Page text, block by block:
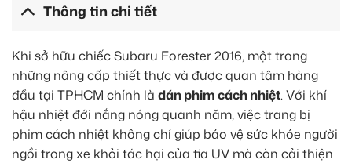
Thông tin chi tiết
Khi sở hữu chiếc Subaru Forester 2016, một trong
những nâng cấp thiết thực và được quan tâm hàng
đầu tại TPHCM chính là dán phim cách nhiệt. Với khí
hậu nhiệt đới nắng nóng quanh năm, việc trang bị
phim cách nhiệt không chỉ giúp bảo vệ sức khỏe người
ngồi trong xe khỏi tác hại của tia UV mà còn cải thiện